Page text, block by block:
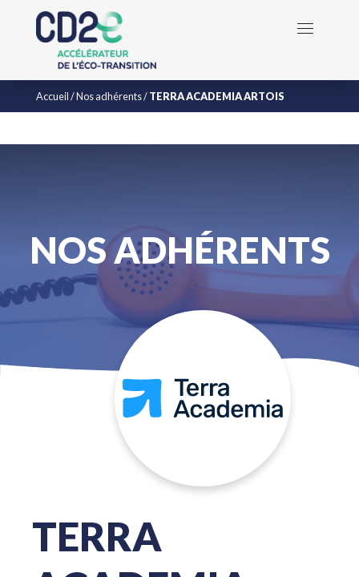
Accueil/Nos adhérents/TERRA ACADEMIA ARTOIS
NOS ADHÉRENTS
TERRA